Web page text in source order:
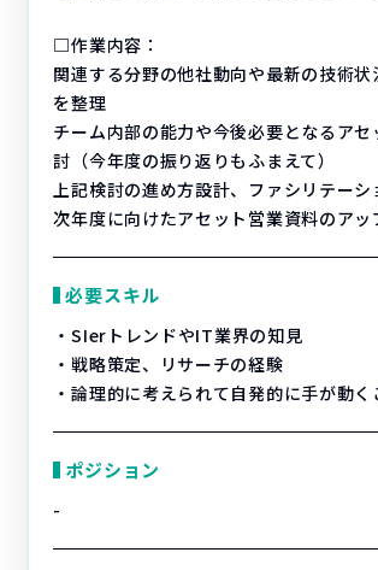
□作業内容：
関連する分野の他社動向や最新の技術状
を整理
チーム内部の能力や今後必要となるア
討（今年度の振り返りもふまえて）
上記検討の進め方設計、ファシリテーシ
次年度に向けたアセット営業資料のアッ
必要スキル
・SIerトレンドやIT業界の知見
・戦略策定、リサーチの経験
・論理的に考えられて自発的に手が動く
ポジション
-